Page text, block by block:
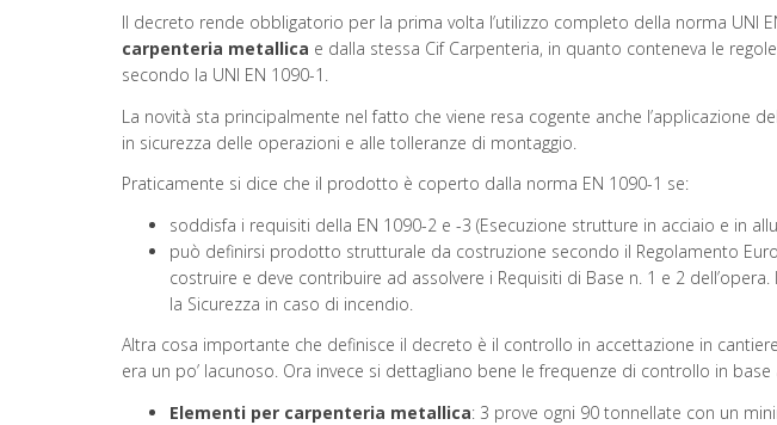
Il decreto rende obbligatorio per la prima volta l’utilizzo completo della norma UNI
carpenteria metallica e dalla stessa Cif Carpenteria, in quanto conteneva le
secondo la UNI EN 1090-1.
La novità sta principalmente nel fatto che viene resa cogente anche
in sicurezza delle operazioni e alle tolleranze di montaggio.
Praticamente si dice che il prodotto è coperto dalla norma EN 1090-1 se:
soddisfa i requisiti della EN 1090-2 e -3 (Esecuzione strutture in acciaio e in
può definirsi prodotto strutturale da costruzione secondo il Regolamento
costruire e deve contribuire ad assolvere i Requisiti di Base n. 1 e 2
la Sicurezza in caso di incendio.
Altra cosa importante che definisce il decreto è il controllo in accettazione in
era un po’ lacunoso. Ora invece si dettagliano bene le frequenze di controllo in
Elementi per carpenteria metallica: 3 prove ogni 90 tonnellate con un